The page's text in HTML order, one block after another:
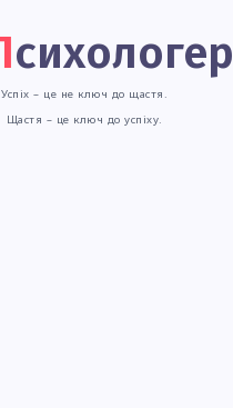
Психологер
Успіх – це не ключ до щастя.
Щастя – це ключ до успіху.